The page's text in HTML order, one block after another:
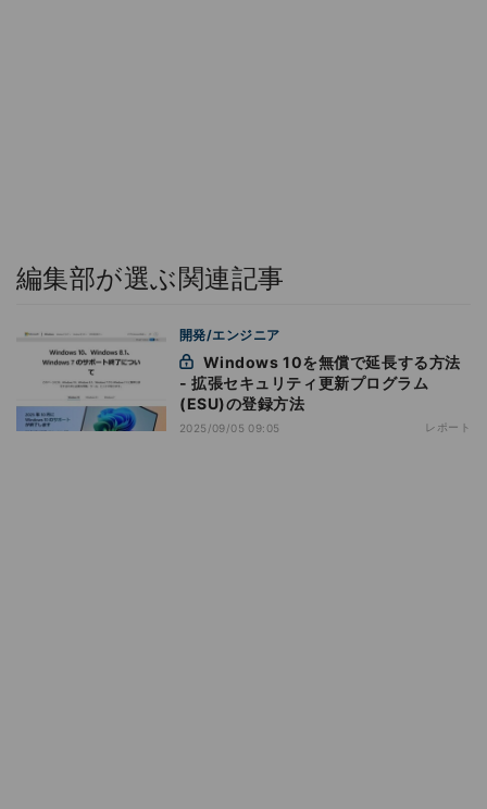
編集部が選ぶ関連記事
開発/エンジニア
- 拡張セキュリティ更新プログラム
(ESU)の登録方法
2025/09/05 09:05 レポート